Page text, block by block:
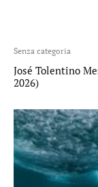
Senza categoria
José Tolentino
2026)